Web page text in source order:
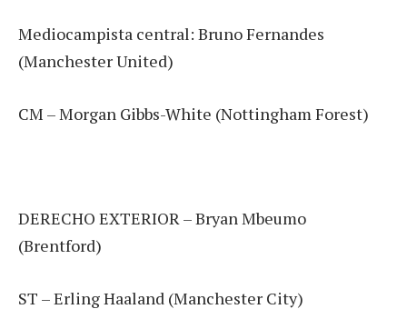
Mediocampista central: Bruno Fernandes
(Manchester United)
CM – Morgan Gibbs-White (Nottingham Forest)
DERECHO EXTERIOR – Bryan Mbeumo
(Brentford)
ST – Erling Haaland (Manchester City)